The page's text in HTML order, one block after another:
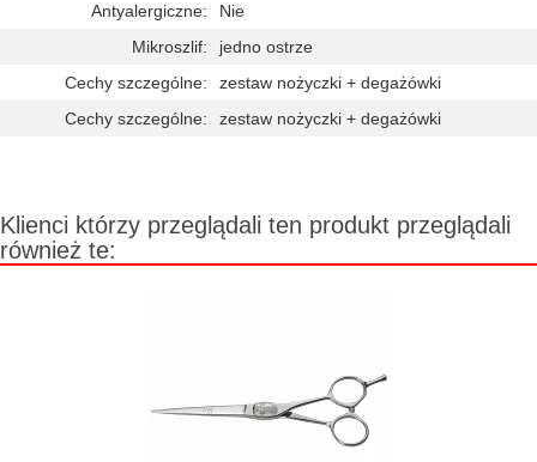
Antyalergiczne:
Nie
Mikroszlif:
jedno ostrze
Cechy szczególne:
zestaw nożyczki + degażówki
Cechy szczególne:
zestaw nożyczki + degażówki
Klienci którzy przeglądali ten produkt przeglądali
również te: